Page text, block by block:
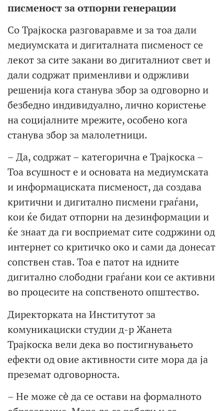
писменост за отпорни генерации
Со Трајкоска разговаравме и за тоа дали
медиумската и дигиталната писменост се
лекот за сите закани во дигиталниот свет и
дали содржат применливи и одржливи
решенија кога станува збор за одговорно и
безбедно индивидуално, лично користење
на социјалните мрежите, особено кога
станува збор за малолетници.
– Да, содржат – категорична е Трајкоска –
Тоа всушност е и основата на медиумската
и информациската писменост, да создава
критични и дигитално писмени граѓани,
кои ќе бидат отпорни на дезинформации и
ќе знаат да ги восприемат сите содржини од
интернет со критичко око и сами да донесат
сопствен став. Тоа е патот на идните
дигитално слободни граѓани кои се активни
во процесите на сопственото општество.
Директорката на Институтот за
комуникациски студии д-р Жанета
Трајкоска вели дека во постигнувањето
ефекти од овие активности сите мора да ја
преземат одговорноста.
– Не може сѐ да се остави на формалното